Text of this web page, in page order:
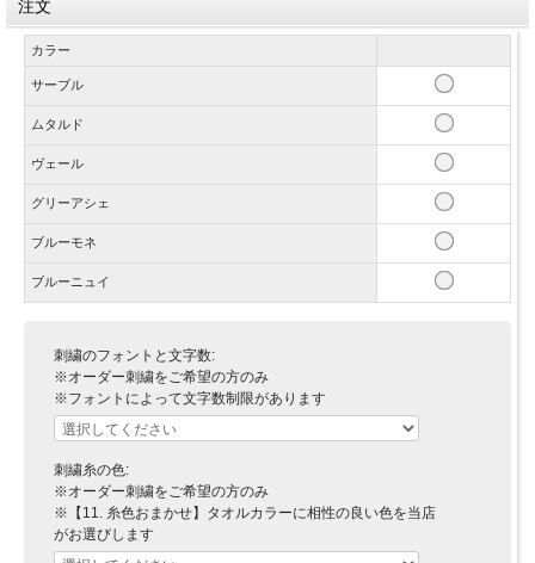
注文
カラー
サーブル
ムタルド
ヴェール
グリーアシェ
ブルーモネ
ブルーニュイ
刺繍のフォントと文字数:
※オーダー刺繍をご希望の方のみ
※フォントによって文字数制限があります
刺繍糸の色:
※オーダー刺繍をご希望の方のみ
※【11. 糸色おまかせ】タオルカラーに相性の良い色を当店
がお選びします